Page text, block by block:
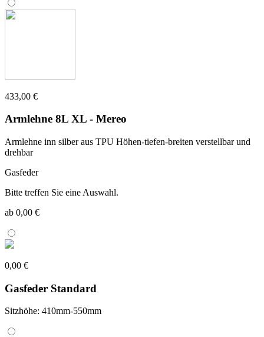
433,00 €
Armlehne 8L XL - Mereo
Armlehne inn silber aus TPU Höhen-tiefen-breiten verstellbar und
drehbar
Gasfeder
Bitte treffen Sie eine Auswahl.
ab 0,00 €
0,00 €
Gasfeder Standard
Sitzhöhe: 410mm-550mm